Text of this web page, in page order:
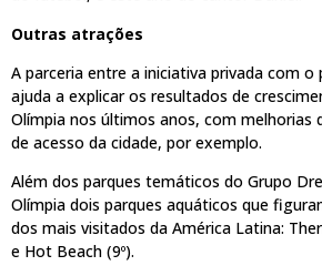
Outras atrações
A parceria entre a iniciativa privada com
ajuda a explicar os resultados de
Olímpia nos últimos anos, com melhorias
de acesso da cidade, por exemplo.
Além dos parques temáticos do Grupo
Olímpia dois parques aquáticos que
dos mais visitados da América Latina:
e Hot Beach (9º).